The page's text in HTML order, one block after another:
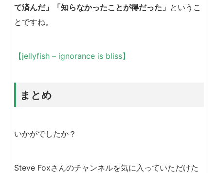
て済んだ」「知らなかったことが得だった」 というこ
とですね。
【jellyfish – ignorance is bliss】
まとめ
いかがでしたか？
Steve Foxさんのチャンネルを気に入っていただけた